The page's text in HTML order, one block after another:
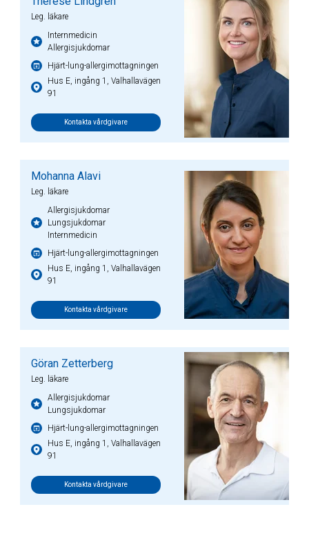
Leg. läkare
Internmedicin
Allergisjukdomar
Hjärt-lung-allergimottagningen
Hus E, ingång 1, Valhallavägen
91
Kontakta vårdgivare
Mohanna Alavi
Leg. läkare
Allergisjukdomar
Lungsjukdomar
Internmedicin
Hjärt-lung-allergimottagningen
Hus E, ingång 1, Valhallavägen
91
Kontakta vårdgivare
Göran Zetterberg
Leg. läkare
Allergisjukdomar
Lungsjukdomar
Hjärt-lung-allergimottagningen
Hus E, ingång 1, Valhallavägen
91
Kontakta vårdgivare